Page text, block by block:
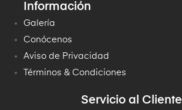
Información
Galería
Conócenos
Aviso de Privacidad
Términos & Condiciones
Servicio al Cliente